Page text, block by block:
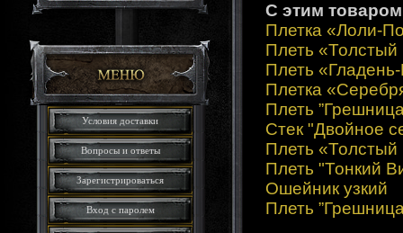
Условия доставки
Вопросы и ответы
Зарегистрироваться
Вход с паролем
С этим
Плетка «Лоли-
Плеть
Плеть
Плетка
Плеть
Стек "Двойное
Плеть
Плеть "Тонкий
Ошейник узкий
Плеть